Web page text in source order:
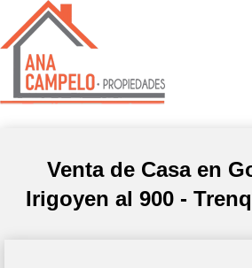
Venta de Casa en
Irigoyen al 900 -